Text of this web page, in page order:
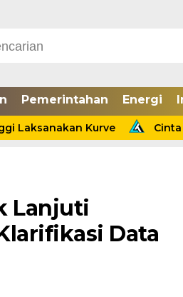
Pemerintahan Energi
Kurve Cinta Ditolak,
Lanjuti
Data